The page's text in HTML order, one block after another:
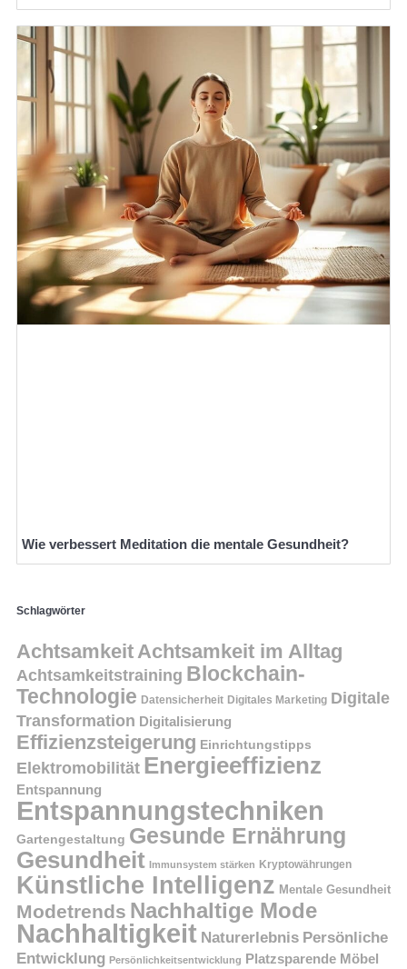
Wie verbessert Meditation die mentale Gesundheit?
Schlagwörter
AchtsamkeitAchtsamkeit im Alltag
Achtsamkeitstraining Blockchain-
Technologie Datensicherheit Digitales Marketing Digitale
Transformation Digitalisierung
Effizienzsteigerung Einrichtungstipps
Elektromobilität Energieeffizienz
Entspannung
Entspannungstechniken
Gartengestaltung Gesunde Ernährung
Gesundheit Immunsystem stärken Kryptowährungen
Künstliche Intelligenz Mentale Gesundheit
Modetrends Nachhaltige Mode
Nachhaltigkeit Naturerlebnis Persönliche
Entwicklung Persönlichkeitsentwicklung Platzsparende Möbel